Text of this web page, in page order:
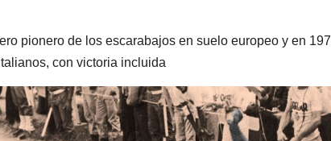
pionero de los escarabajos en suelo europeo y en
con victoria incluida